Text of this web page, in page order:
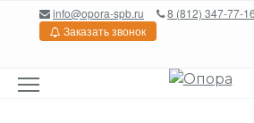
Перейтиinfo@opora-spb.ru
8 (812) 347-77-16
Заказать звонок